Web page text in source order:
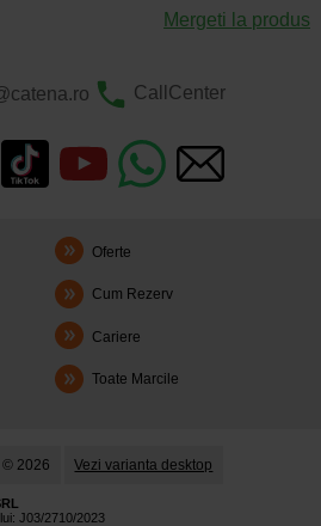
Mergeti la produs
CallCenter
Oferte
Cum Rezerv
Cariere
Toate Marcile
© 2026 Vezi varianta desktop
J03/2710/2023